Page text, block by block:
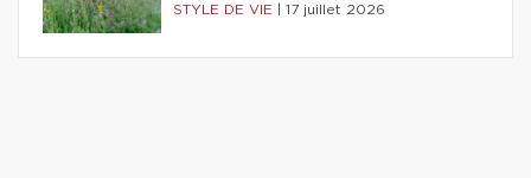
STYLE DE VIE 17 juillet 2026